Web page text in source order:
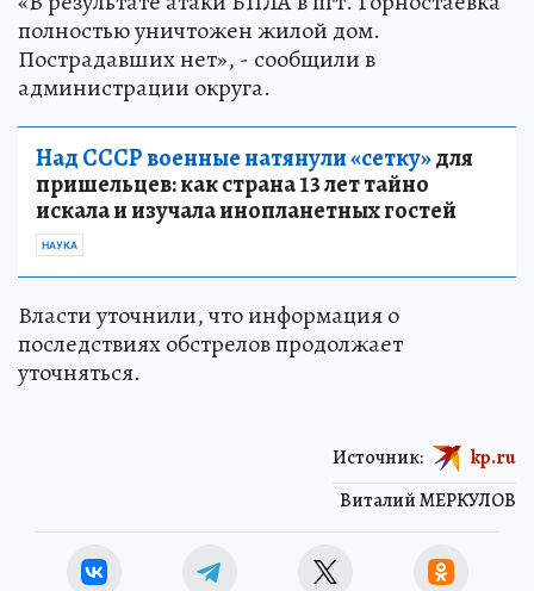
полностью уничтожен жилой дом.
Пострадавших нет», - сообщили в
администрации округа.
Над СССР военные натянули «сетку»для
пришельцев: как страна 13 лет тайно
искала и изучала инопланетных гостей
НАУКА
Власти уточнили, что информация о
последствиях обстрелов продолжает
уточняться.
Виталий МЕРКУЛОВ
Источник: kp.ru